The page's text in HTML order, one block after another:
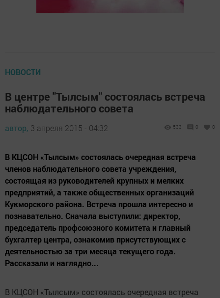
НОВОСТИ
В центре "Тылсым" состоялась встреча
наблюдательного совета
автор, 3 апреля 2015 - 04:32 533 0 0
В КЦСОН «Тылсым» состоялась очередная встреча
членов наблюдательного совета учреждения,
состоящая из руководителей крупных и мелких
предприятий, а также общественных организаций
Кукморского района. Встреча прошла интересно и
познавательно. Сначала выступили: директор,
председатель профсоюзного комитета и главный
бухгалтер центра, ознакомив присутствующих с
деятельностью за три месяца текущего года.
Рассказали и наглядно...
В КЦСОН «Тылсым» состоялась очередная встреча